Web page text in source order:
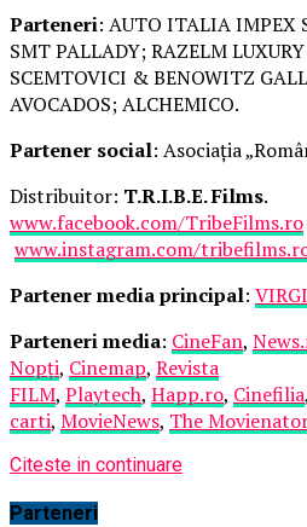
Parteneri: AUTO ITALIA IMPEX
SMT PALLADY; RAZELM
SCEMTOVICI & BENOWITZ
AVOCADOS; ALCHEMICO.
Partener social: Asociația
Distribuitor: T.R.I.B.E. Films.
www.facebook.com/TribeFilms.ro
www.instagram.com/
Partener media principal:
Parteneri media: CineFan,
Nopți, Cinemap, Revista
FILM, Playtech, Happ.ro, Cinefilia,
carti, MovieNews, The Movienator
Citeste in continuare
Parteneri